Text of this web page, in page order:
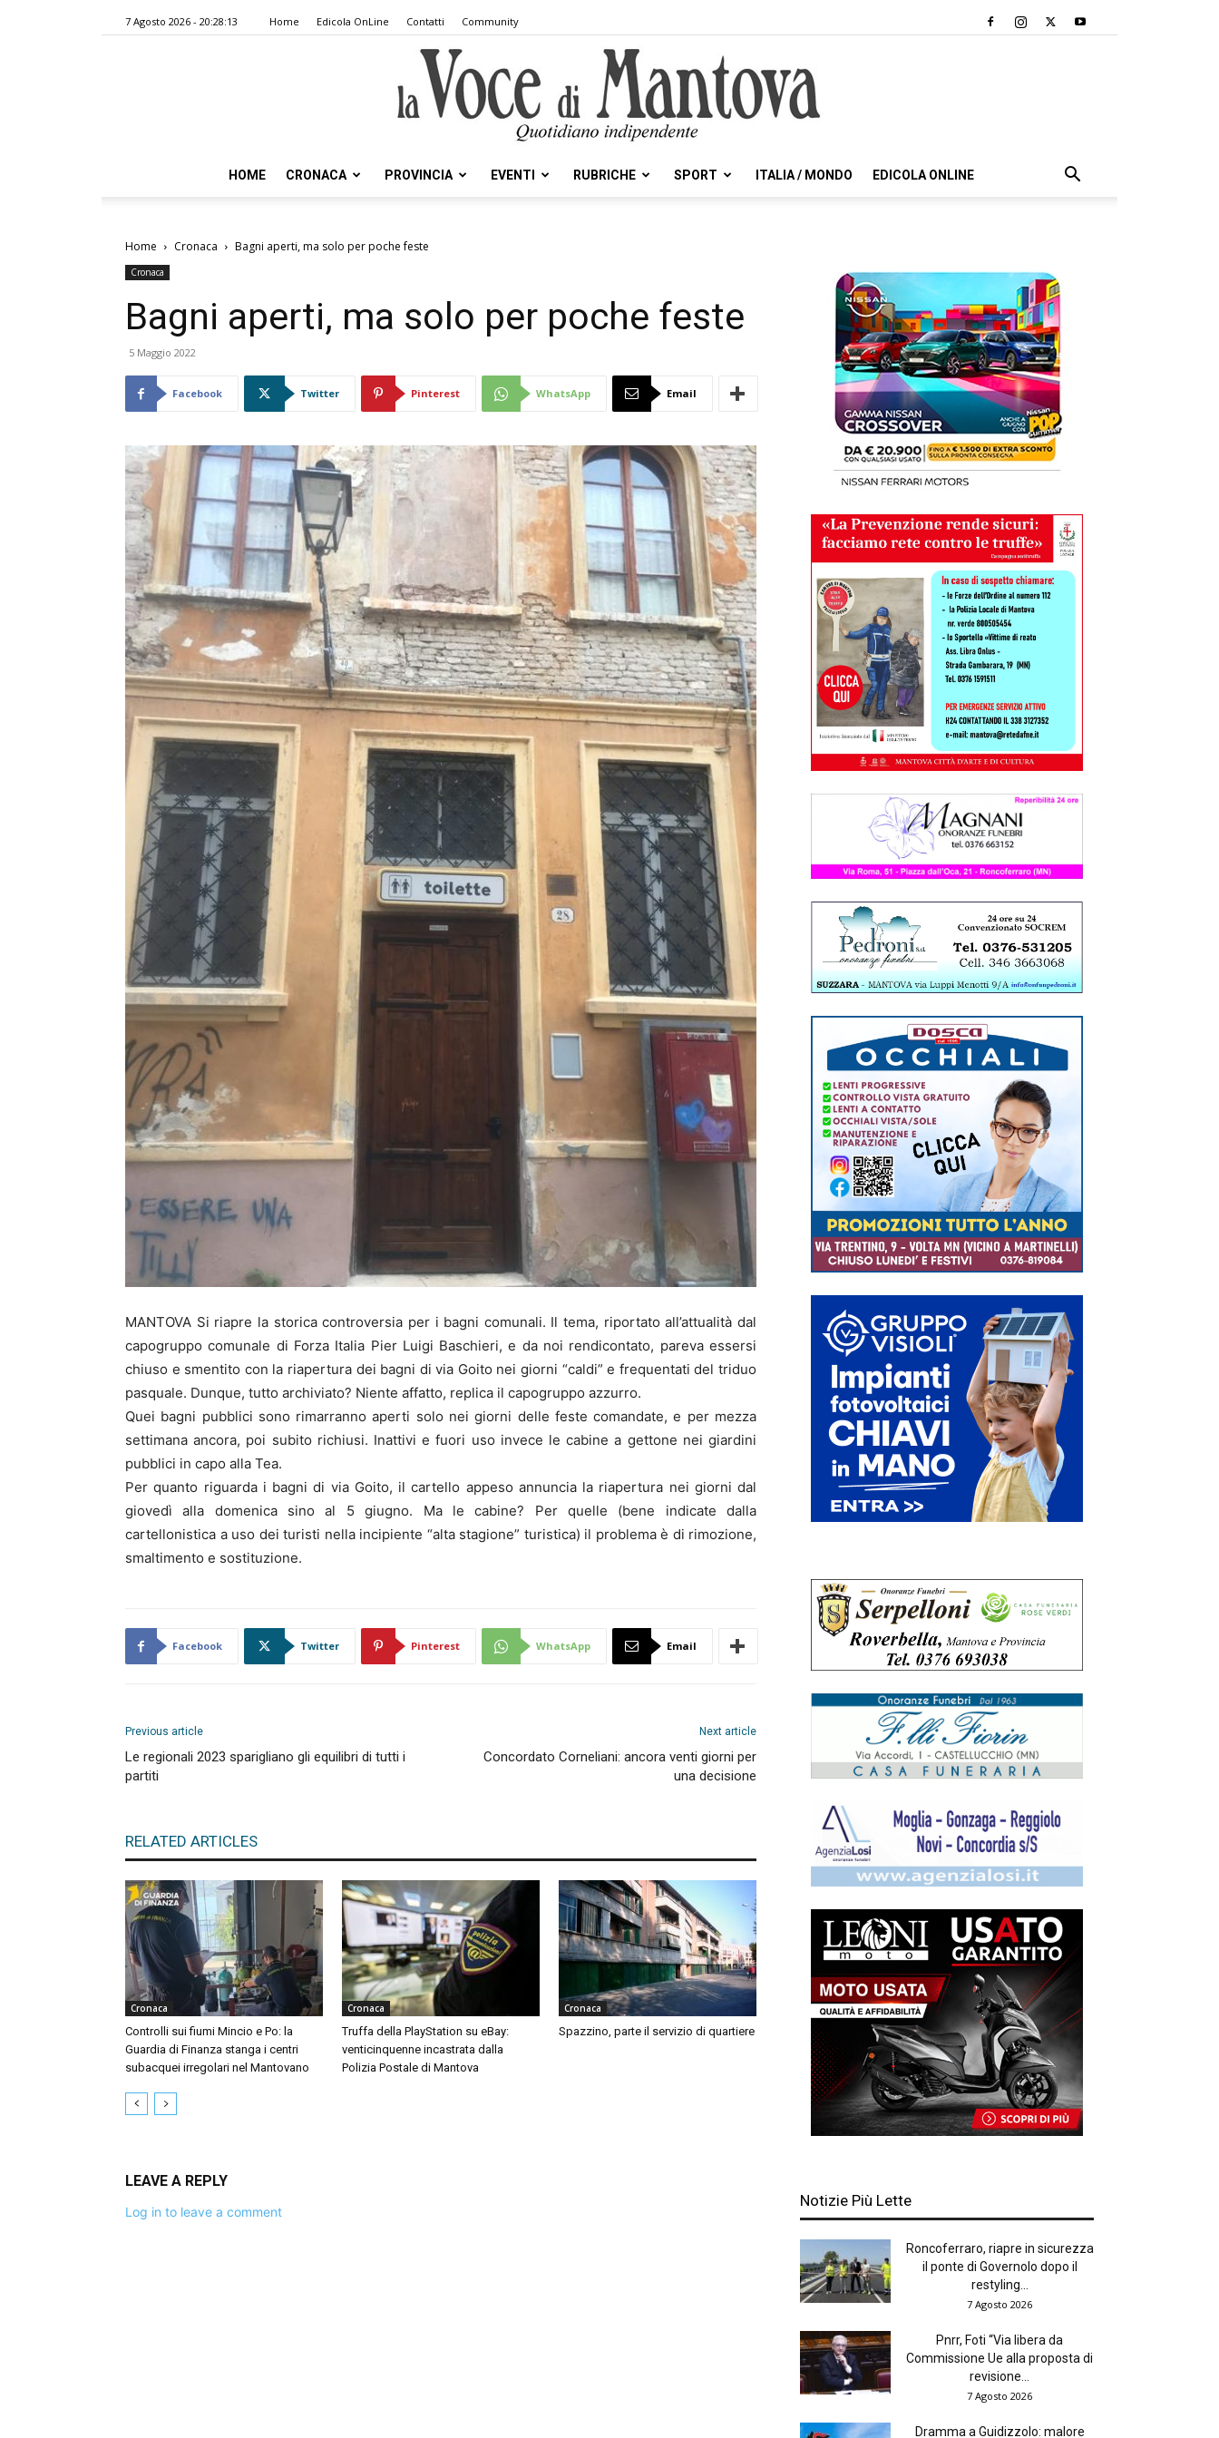
7 Agosto 2026 - 20:28:13 Home Edicola OnLine Contatti Community
Voce
Mantova
HOME CRONACA PROVINCIA EVENTI RUBRICHE SPORT ITALIA / MONDO EDICOLA ONLINE
Home Cronaca Bagni aperti, ma solo per poche feste
Cronaca
Bagni aperti, ma solo per poche feste
5 Maggio 2022
Facebook Twitter Pinterest WhatsApp Email
MANTOVA Si riapre la storica controversia per i bagni comunali. Il tema, riportato all’attualità dal
capogruppo comunale di Forza Italia Pier Luigi Baschieri, e da noi rendicontato, pareva essersi
chiuso e smentito con la riapertura dei bagni di via Goito nei giorni “caldi” e frequentati del triduo
pasquale. Dunque, tutto archiviato? Niente affatto, replica il capogruppo azzurro.
Quei bagni pubblici sono rimarranno aperti solo nei giorni delle feste comandate, e per mezza
settimana ancora, poi subito richiusi. Inattivi e fuori uso invece le cabine a gettone nei giardini
pubblici in capo alla Tea.
Per quanto riguarda i bagni di via Goito, il cartello appeso annuncia la riapertura nei giorni dal
giovedì alla domenica sino al 5 giugno. Ma le cabine? Per quelle (bene indicate dalla
cartellonistica a uso dei turisti nella incipiente “alta stagione” turistica) il problema è di rimozione,
smaltimento e sostituzione.
Facebook Twitter Pinterest WhatsApp Email
Previous article
Le regionali 2023 sparigliano gli equilibri di tutti i
partiti
Next article
Concordato Corneliani: ancora venti giorni per
una decisione
RELATED ARTICLES
Cronaca
Controlli sui fiumi Mincio e Po: la
Guardia di Finanza stanga i centri
subacquei irregolari nel Mantovano
Cronaca
Truffa della PlayStation su eBay:
venticinquenne incastrata dalla
Polizia Postale di Mantova
Cronaca
Spazzino, parte il servizio di quartiere
LEAVE A REPLY
Log in to leave a comment
Notizie Più Lette
Roncoferraro, riapre in sicurezza
il ponte di Governolo dopo il
restyling...
7 Agosto 2026
Pnrr, Foti “Via libera da
Commissione Ue alla proposta di
revisione...
7 Agosto 2026
Dramma a Guidizzolo: malore